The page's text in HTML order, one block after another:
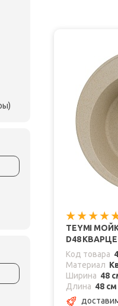
TEYMI
D48
Код товара
Материал
Ширина 48
Длина 48 см